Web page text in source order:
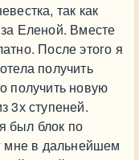
так как
Еленой. Вместе
После этого я
получить
получить новую
3х ступеней.
был блок по
мне в дальнейшем